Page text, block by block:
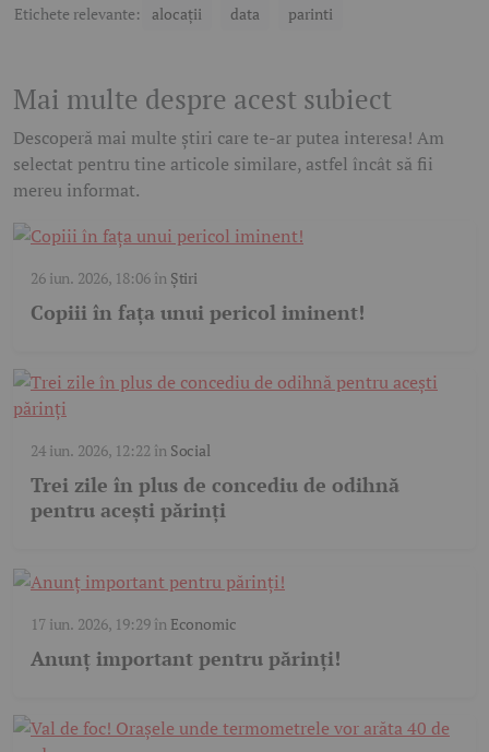
Etichete relevante: alocații data parinti
Mai multe despre acest subiect
Descoperă mai multe știri care te-ar putea interesa! Am
selectat pentru tine articole similare, astfel încât să fii
mereu informat.
26 iun. 2026, 18:06în Știri
Copiii în fața unui pericol iminent!
24 iun. 2026, 12:22 în Social
Trei zile în plus de concediu de odihnă
pentru acești părinți
17 iun. 2026, 19:29în Economic
Anunț important pentru părinți!